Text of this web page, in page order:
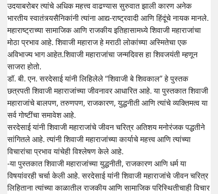
उदयाबरोबर त्यांचे अधिक महत्त्व वाढण्यास सुरुवात झाली कारण अनेक
भारतीय स्वातंत्र्यसैनिकांनी त्यांना आद्य-राष्ट्रवादी आणि हिंदूंचे नायक मानले.
महाराष्ट्राच्या सामाजिक आणि राजकीय इतिहासामध्ये शिवाजी महाराजांचा
मोठा प्रभाव आहे. शिवाजी महाराज हे मराठी लोकांच्या अस्मितेचा एक
अविभाज्य भाग आहेत.शिवाजी महाराजांचा जन्मदिवस हा शिवजयंती म्हणून
साजरा होतो.
डॉ. बी. एन. सरदेसाई यांनी लिहिलेले “शिवाजी बे शिवकाल” हे पुस्तक
छत्रपती शिवाजी महाराजांच्या जीवनावर आधारित आहे. या पुस्तकात शिवाजी
महाराजांचे बालपण, तरुणपण, राजकारण, युद्धनीती आणि त्यांचे व्यक्तिमत्व या
सर्व गोष्टींचा समावेश आहे.
सरदेसाई यांनी शिवाजी महाराजांचे जीवन चरित्र अतिशय मनोरंजक पद्धतीने
सांगितले आहे. त्यांनी शिवाजी महाराजांच्या कार्याचे महत्त्व आणि त्यांच्या
विचारांचा प्रभाव यांचेही विश्लेषण केले आहे.
-या पुस्तकात शिवाजी महाराजांच्या युद्धनीती, राजकारण आणि धर्म या
विषयांवरही चर्चा केली आहे. सरदेसाई यांनी शिवाजी महाराजांचे जीवन चरित्र
लिहिताना त्यांच्या काळातील राजकीय आणि सामाजिक परिस्थितीचाही विचार